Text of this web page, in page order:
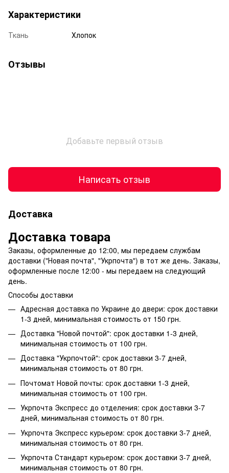
Характеристики
Ткань Хлопок
Отзывы
Добавьте первый отзыв
Написать отзыв
Доставка
Доставка товара
Заказы, оформленные до 12:00, мы передаем службам
доставки ("Новая почта", "Укрпочта") в тот же день. Заказы,
оформленные после 12:00 - мы передаем на следующий
день.
Способы доставки
Адресная доставка по Украине до двери: срок доставки
1-3 дней, минимальная стоимость от 150 грн.
Доставка "Новой почтой": срок доставки 1-3 дней,
минимальная стоимость от 100 грн.
Доставка "Укрпочтой": срок доставки 3-7 дней,
минимальная стоимость от 80 грн.
Почтомат Новой почты: срок доставки 1-3 дней,
минимальная стоимость от 100 грн.
Укрпочта Экспресс до отделения: срок доставки 3-7
дней, минимальная стоимость от 80 грн.
Укрпочта Экспресс курьером: срок доставки 3-7 дней,
минимальная стоимость от 80 грн.
Укрпочта Стандарт курьером: срок доставки 3-7 дней,
минимальная стоимость от 80 грн.